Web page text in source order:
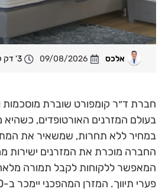
אלכס 09/08/2026 3' דק קריאה
חברת ד״ר קומפורט שוברת מוסכמות
בעולם המזרנים האורטופדים, כשהיא
במחיר ללא תחרות, שמשאיר את
החברה מוכרת את המזרנים ישירות
המאפשר ללקוחות לקבל תמורה